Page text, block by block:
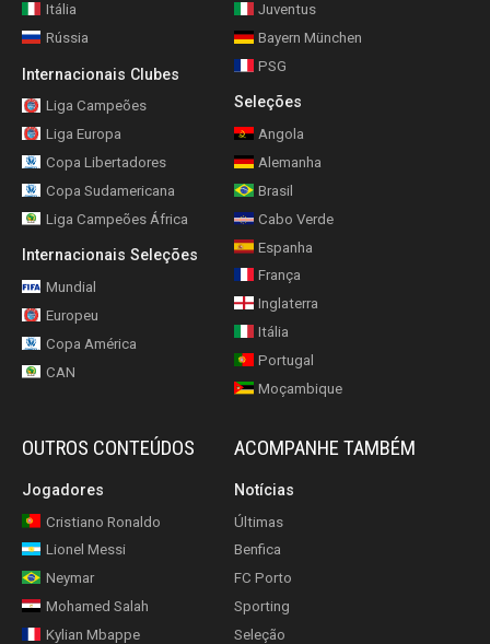
Itália
Rússia
Internacionais Clubes
Liga Campeões
Liga Europa
Copa Libertadores
Copa Sudamericana
Liga Campeões África
Internacionais Seleções
Mundial
Europeu
Copa América
CAN
Juventus
Bayern München
PSG
Seleções
Angola
Alemanha
Brasil
Cabo Verde
Espanha
França
Inglaterra
Itália
Portugal
Moçambique
OUTROS CONTEÚDOS
Jogadores
Cristiano Ronaldo
Lionel Messi
Neymar
Mohamed Salah
Kylian Mbappe
ACOMPANHE TAMBÉM
Notícias
Últimas
Benfica
FC Porto
Sporting
Seleção